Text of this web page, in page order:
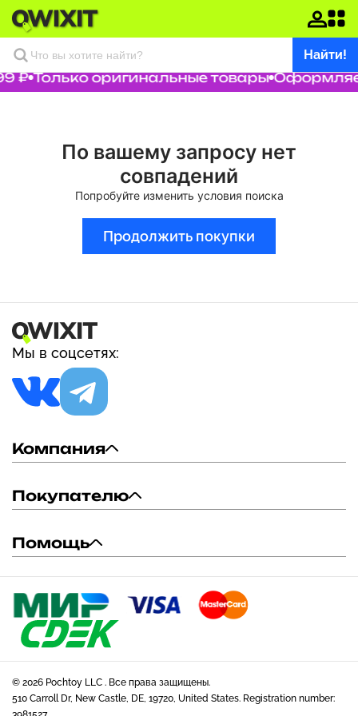
Найти!
₽ Только оригинальные товары
По вашему запросу нет
совпадений
Попробуйте изменить условия поиска
Продолжить покупки
Мы в соцсетях:
Компания
Покупателю
Помощь
© 2026 Pochtoy LLC . Все права защищены.
510 Carroll Dr, New Castle, DE, 19720, United States. Registration number: